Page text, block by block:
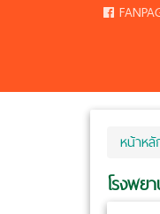
หน้าหลั
โรงพย